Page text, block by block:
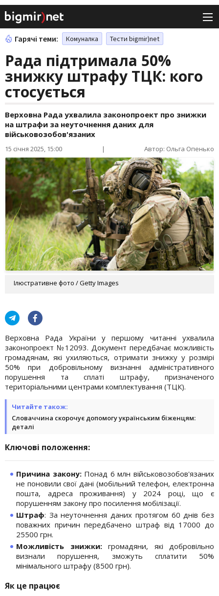
Гарячі теми: Комуналка Тести bigmir)net
Рада підтримала 50%
знижку штрафу ТЦК: кого
стосується
Верховна Рада ухвалила законопроект про знижки
на штрафи за неуточнення даних для
військовозобов'язаних
15 січня 2025, 15:00 | Автор: Ольга Опенько
Ілюстративне фото / Getty Images
Верховна Рада України у першому читанні ухвалила
законопроект №12093. Документ передбачає можливість
громадянам, які ухиляються, отримати знижку у розмірі
50% при добровільному визнанні адміністративного
порушення та сплаті штрафу, призначеного
територіальними центрами комплектування (ТЦК).
Читайте також:
Словаччина скорочує допомогу українським біженцям:
деталі
Ключові положення:
Причина закону:Понад 6 млн військовозобов'язаних
не поновили свої дані (мобільний телефон, електронна
пошта, адреса проживання) у 2024 році, що є
порушенням закону про посилення мобілізації.
Штраф: За неуточнення даних протягом 60 днів без
поважних причин передбачено штраф від 17000 до
25500 грн.
Можливість знижки: громадяни, які добровільно
визнали порушення, зможуть сплатити 50%
мінімального штрафу (8500 грн).
Як це працює